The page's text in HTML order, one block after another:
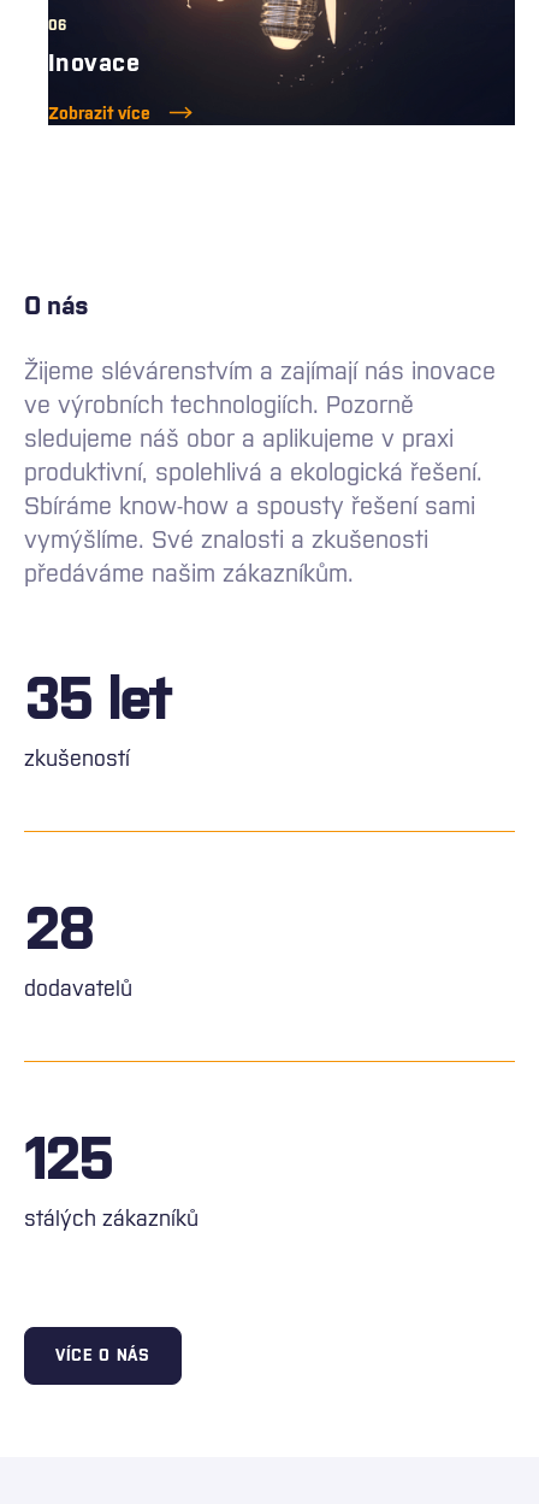
06
Inovace
Zobrazit více
O nás
Žijeme slévárenstvím a zajímají nás inovace
ve výrobních technologiích. Pozorně
sledujeme náš obor a aplikujeme v praxi
produktivní, spolehlivá a ekologická řešení.
Sbíráme know-how a spousty řešení sami
vymýšlíme. Své znalosti a zkušenosti
předáváme našim zákazníkům.
35 let
zkušeností
28
dodavatelů
125
stálých zákazníků
VÍCE O NÁS